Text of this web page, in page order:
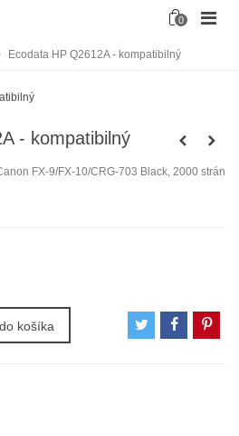
0
Ecodata HP Q2612A - kompatibilný
- kompatibilný
FX-9/FX-10/CRG-703 Black, 2000 strán
košíka